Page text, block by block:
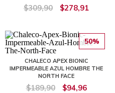
$309,90 $278,91
50%
CHALECO APEX BIONIC
IMPERMEABLE AZUL HOMBRE THE
NORTH FACE
$189,90 $94,96